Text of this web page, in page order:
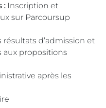
: Inscription et
sur Parcoursup
d’admission et
aux propositions
après les